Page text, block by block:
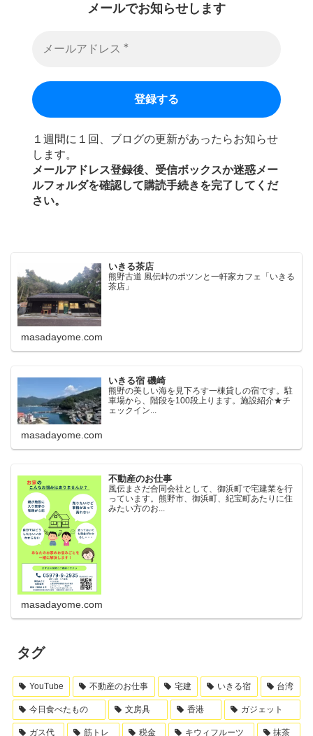
メールでお知らせします
１週間に１回、ブログの更新があったらお知らせ
します。
メールアドレス登録後、受信ボックスか迷惑メー
ルフォルダを確認して購読手続きを完了してくだ
さい。
いきる茶店
熊野古道 風伝峠のポツンと一軒家カフェ「いきる
茶店」
masadayome.com
いきる宿 磯崎
熊野の美しい海を見下ろす一棟貸しの宿です。駐
車場から、階段を100段上ります。施設紹介★チ
ェックイン...
masadayome.com
不動産のお仕事
風伝まさだ合同会社として、御浜町で宅建業を行
っています。熊野市、御浜町、紀宝町あたりに住
みたい方のお...
masadayome.com
タグ
YouTube 不動産のお仕事 宅建 いきる宿 台湾
今日食べたもの 文房具 香港 ガジェット
ガス代 筋トレ 税金 キウィフルーツ 抹茶